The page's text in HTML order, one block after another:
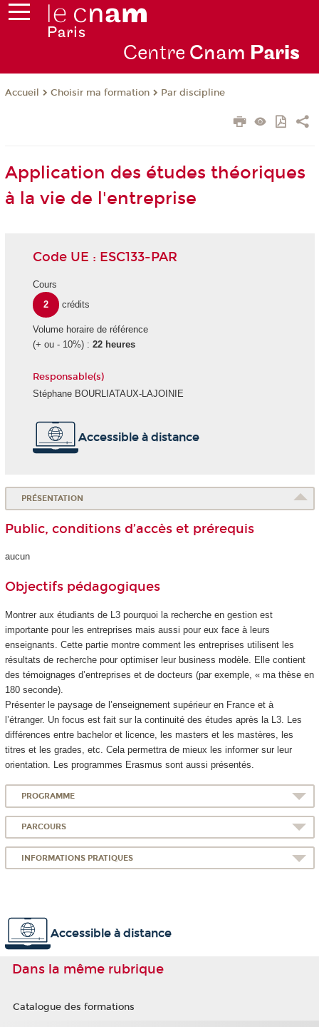
Centre Cnam Paris
Accueil Choisir ma formation Par discipline
Application des études théoriques
à la vie de l'entreprise
Code UE : ESC133-PAR
Cours
2
crédits
Volume horaire de référence
(+ ou - 10%) : 22 heures
Responsable(s)
Stéphane BOURLIATAUX-LAJOINIE
Accessible à distance
PRÉSENTATION
Public, conditions d’accès et prérequis
aucun
Objectifs pédagogiques
Montrer aux étudiants de L3 pourquoi la recherche en gestion est
importante pour les entreprises mais aussi pour eux face à leurs
enseignants. Cette partie montre comment les entreprises utilisent les
résultats de recherche pour optimiser leur business modèle. Elle contient
des témoignages d’entreprises et de docteurs (par exemple, « ma thèse en
180 seconde).
Présenter le paysage de l’enseignement supérieur en France et à
l’étranger. Un focus est fait sur la continuité des études après la L3. Les
différences entre bachelor et licence, les masters et les mastères, les
titres et les grades, etc. Cela permettra de mieux les informer sur leur
orientation. Les programmes Erasmus sont aussi présentés.
PROGRAMME
PARCOURS
INFORMATIONS PRATIQUES
Accessible à distance
Dans la même rubrique
Catalogue des formations